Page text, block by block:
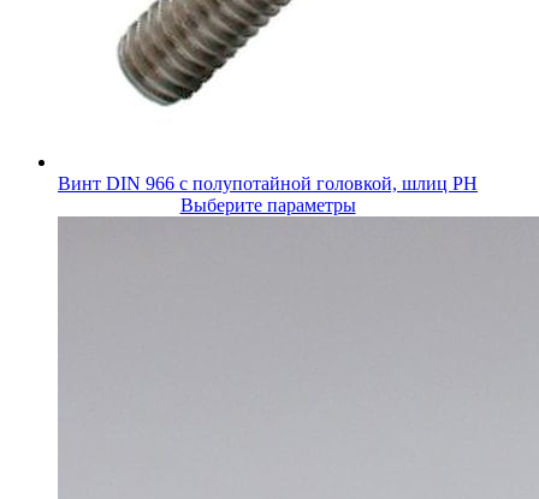
Винт DIN 966 с полупотайной головкой, шлиц PH
Выберите параметры